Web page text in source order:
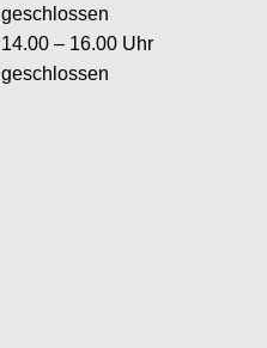
geschlossen
14.00 – 16.00 Uhr
geschlossen